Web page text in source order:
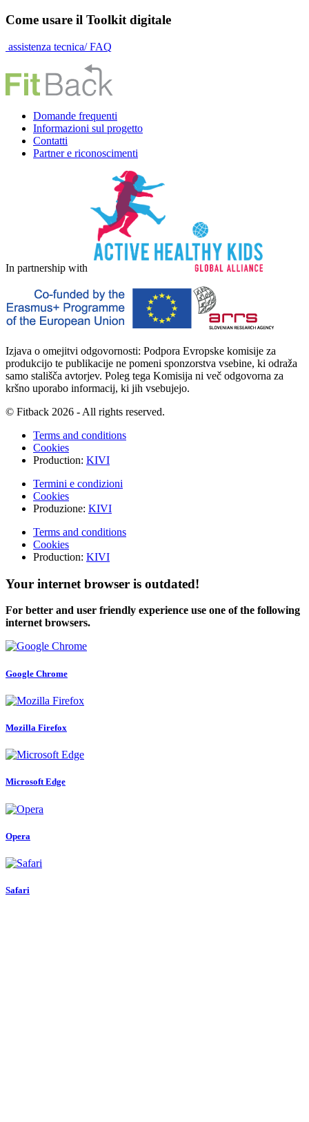
Come usare il Toolkit digitale
assistenza tecnica/ FAQ
Domande frequenti
Informazioni sul progetto
Contatti
Partner e riconoscimenti
In partnership with
Izjava o omejitvi odgovornosti: Podpora Evropske komisije za
produkcijo te publikacije ne pomeni sponzorstva vsebine, ki odraža
samo stališča avtorjev. Poleg tega Komisija ni več odgovorna za
kršno uporabo informacij, ki jih vsebujejo.
© Fitback 2026 - All rights reserved.
Terms and conditions
Cookies
Production: KIVI
Termini e condizioni
Cookies
Produzione: KIVI
Terms and conditions
Cookies
Production: KIVI
Your internet browser is outdated!
For better and user friendly experience use one of the following
internet browsers.
Google Chrome
Mozilla Firefox
Microsoft Edge
Opera
Safari